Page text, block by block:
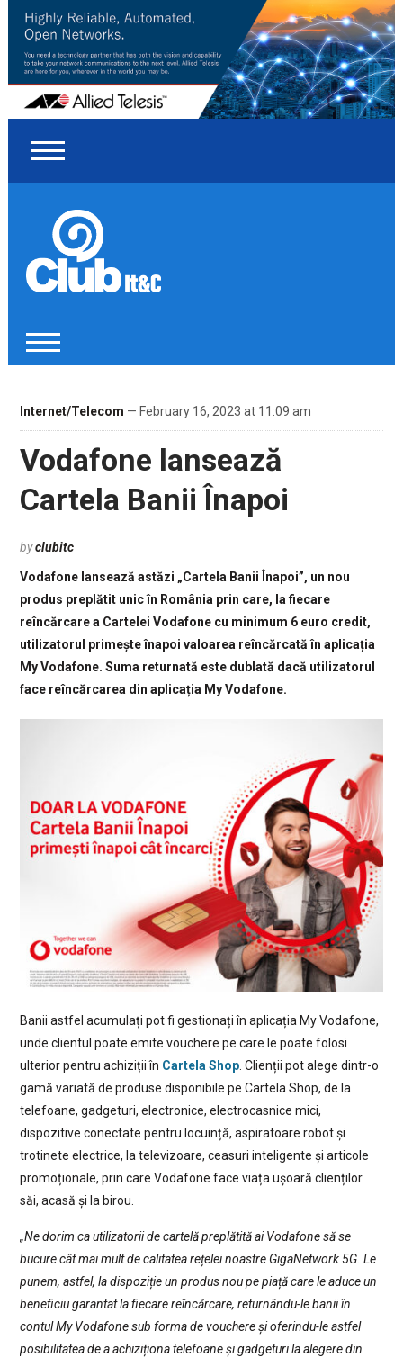
Internet/Telecom — February 16, 2023 at 11:09 am
Vodafone lansează
Cartela Banii Înapoi
byclubitc
Vodafone lansează astăzi „Cartela Banii Înapoi”, un nou
produs preplătit unic în România prin care, la fiecare
reîncărcare a Cartelei Vodafone cu minimum 6 euro credit,
utilizatorul primește înapoi valoarea reîncărcată în aplicația
My Vodafone. Suma returnată este dublată dacă utilizatorul
face reîncărcarea din aplicația My Vodafone.
Banii astfel acumulați pot fi gestionați în aplicația My Vodafone,
unde clientul poate emite vouchere pe care le poate folosi
ulterior pentru achiziții în Cartela Shop. Clienții pot alege dintr-o
gamă variată de produse disponibile pe Cartela Shop, de la
telefoane, gadgeturi, electronice, electrocasnice mici,
dispozitive conectate pentru locuință, aspiratoare robot și
trotinete electrice, la televizoare, ceasuri inteligente și articole
promoționale, prin care Vodafone face viața ușoară clienților
săi, acasă și la birou.
„Ne dorim ca utilizatorii de cartelă preplătită ai Vodafone să se
bucure cât mai mult de calitatea rețelei noastre GigaNetwork 5G. Le
punem, astfel, la dispoziție un produs nou pe piață care le aduce un
beneficiu garantat la fiecare reîncărcare, returnându-le banii în
contul My Vodafone sub forma de vouchere și oferindu-le astfel
posibilitatea de a achiziționa telefoane și gadgeturi la alegere din